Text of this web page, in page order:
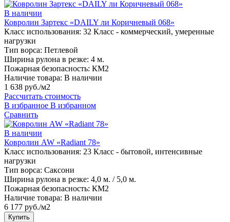
В наличии
Ковролин Зартекс «DAILY ли Коричневый 068»
Класс использования: 32 Класс - коммерческий, умеренные
нагрузки
Тип ворса: Петлевой
Ширина рулона в резке: 4 м.
Пожарная безопасность: КМ2
Наличие товара: В наличии
1 638 руб./м2
Рассчитать стоимость
В избранное В избранном
Сравнить
В наличии
Ковролин AW «Radiant 78»
Класс использования: 23 Класс - бытовой, интенсивные
нагрузки
Тип ворса: Саксони
Ширина рулона в резке: 4,0 м. / 5,0 м.
Пожарная безопасность: КМ2
Наличие товара: В наличии
6 177 руб./м2
Купить